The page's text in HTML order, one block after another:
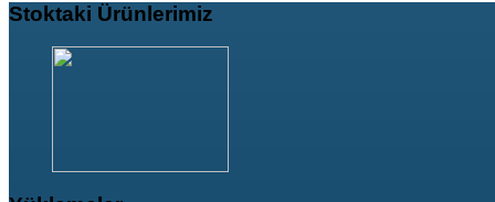
Stoktaki Ürünlerimiz